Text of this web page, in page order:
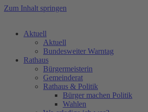
Zum Inhalt springen
Aktuell
Aktuell
Bundesweiter Warntag
Rathaus
Bürgermeisterin
Gemeinderat
Rathaus & Politik
Bürger machen Politik
Wahlen